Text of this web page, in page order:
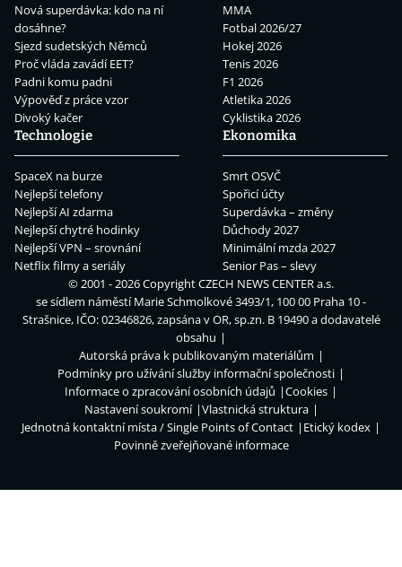
Nová superdávka: kdo na ní
dosáhne?
Sjezd sudetských Němců
Proč vláda zavádí EET?
Padni komu padni
Výpověď z práce vzor
Divoký kačer
MMA
Fotbal 2026/27
Hokej 2026
Tenis 2026
F1 2026
Atletika 2026
Cyklistika 2026
Technologie
SpaceX na burze
Nejlepší telefony
Nejlepší AI zdarma
Nejlepší chytré hodinky
Nejlepší VPN – srovnání
Netflix filmy a seriály
Ekonomika
Smrt OSVČ
Spořicí účty
Superdávka – změny
Důchody 2027
Minimální mzda 2027
Senior Pas – slevy
© 2001 - 2026 CopyrightCZECH NEWS CENTER a.s.
se sídlem náměstí Marie Schmolkové 3493/1, 100 00 Praha 10 -
Strašnice, IČO: 02346826, zapsána v OR, sp.zn. B 19490 a dodavatelé
obsahu
Autorská práva k publikovaným materiálům
Podmínky pro užívání služby informační společnosti
Informace o zpracování osobních údajů
Cookies
Nastavení soukromí
Vlastnická struktura
Jednotná kontaktní místa / Single Points of Contact
Etický kodex
Povinně zveřejňované informace